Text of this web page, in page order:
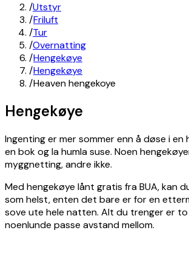
/Utstyr
/Friluft
/Tur
/Overnatting
/Hengekøye
/Hengekøye
/Heaven hengekoye
Hengekøye
Ingenting er mer sommer enn å døse i en
en bok og la humla suse. Noen
myggnetting, andre ikke.
Med hengekøye lånt gratis fra BUA, kan
som helst, enten det bare er for en
sove ute hele natten. Alt du trenger er
noenlunde passe avstand mellom.